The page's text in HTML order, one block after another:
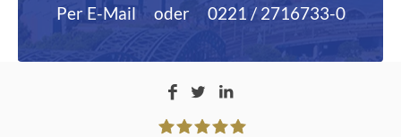
Per E-Mail oder 0221 / 2716733-0